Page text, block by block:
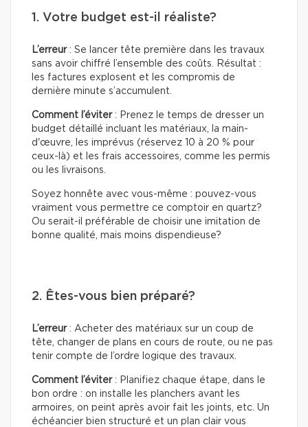
1. Votre budget est-il réaliste?
L’erreur: Se lancer tête première dans les travaux
sans avoir chiffré l’ensemble des coûts. Résultat :
les factures explosent et les compromis de
dernière minute s’accumulent.
Comment l’éviter: Prenez le temps de dresser un
budget détaillé incluant les matériaux, la main-
d'œuvre, les imprévus (réservez 10 à 20 % pour
ceux-là) et les frais accessoires, comme les permis
ou les livraisons.
Soyez honnête avec vous-même : pouvez-vous
vraiment vous permettre ce comptoir en quartz?
Ou serait-il préférable de choisir une imitation de
bonne qualité, mais moins dispendieuse?
2. Êtes-vous bien préparé?
L’erreur: Acheter des matériaux sur un coup de
tête, changer de plans en cours de route, ou ne pas
tenir compte de l’ordre logique des travaux.
Comment l’éviter: Planifiez chaque étape, dans le
bon ordre : on installe les planchers avant les
armoires, on peint après avoir fait les joints, etc. Un
échéancier bien structuré et un plan clair vous